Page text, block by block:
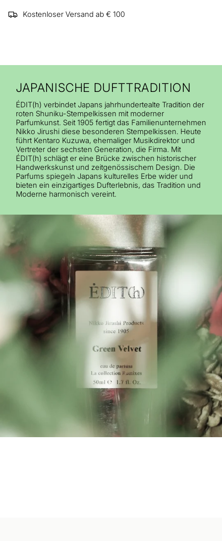
Kostenloser Versand ab € 100
JAPANISCHE DUFTTRADITION
ÉDIT(h) verbindet Japans jahrhundertealte Tradition der
roten Shuniku-Stempelkissen mit moderner
Parfumkunst. Seit 1905 fertigt das Familienunternehmen
Nikko Jirushi diese besonderen Stempelkissen. Heute
führt Kentaro Kuzuwa, ehemaliger Musikdirektor und
Vertreter der sechsten Generation, die Firma. Mit
ÉDIT(h) schlägt er eine Brücke zwischen historischer
Handwerkskunst und zeitgenössischem Design. Die
Parfums spiegeln Japans kulturelles Erbe wider und
bieten ein einzigartiges Dufterlebnis, das Tradition und
Moderne harmonisch vereint.